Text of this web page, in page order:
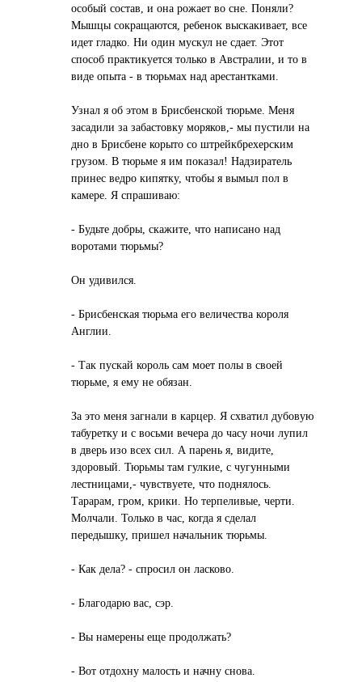
особый состав, и она рожает во сне. Поняли?
Мышцы сокращаются, ребенок выскакивает, все
идет гладко. Ни один мускул не сдает. Этот
способ практикуется только в Австралии, и то в
виде опыта - в тюрьмах над арестантками.
Узнал я об этом в Брисбенской тюрьме. Меня
засадили за забастовку моряков,- мы пустили на
дно в Брисбене корыто со штрейкбрехерским
грузом. В тюрьме я им показал! Надзиратель
принес ведро кипятку, чтобы я вымыл пол в
камере. Я спрашиваю:
- Будьте добры, скажите, что написано над
воротами тюрьмы?
Он удивился.
- Брисбенская тюрьма его величества короля
Англии.
- Так пускай король сам моет полы в своей
тюрьме, я ему не обязан.
За это меня загнали в карцер. Я схватил дубовую
табуретку и с восьми вечера до часу ночи лупил
в дверь изо всех сил. А парень я, видите,
здоровый. Тюрьмы там гулкие, с чугунными
лестницами,- чувствуете, что поднялось.
Тарарам, гром, крики. Но терпеливые, черти.
Молчали. Только в час, когда я сделал
передышку, пришел начальник тюрьмы.
- Как дела? - спросил он ласково.
- Благодарю вас, сэр.
- Вы намерены еще продолжать?
- Вот отдохну малость и начну снова.